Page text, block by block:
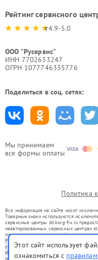
Мы принимаем
все формы оплаты
Рейтинг сервисного
4.9-5.0
ООО "Русервис"
ИНН 7702633247
ОГРН 1077746335776
Поделиться в соц. сетях:
Политика
Вся информация на сайте носит
Товарные знаки используются
сервисные центры stl.korg-fix.ru
неавторизованных сервисных центрах
товарных знаков или их официальными
Ремонт осуществляется для устройств,
со статьей 1487 ГК РФ.
Использование товарных знаков не
Этот сайт использует
ознакомиться с